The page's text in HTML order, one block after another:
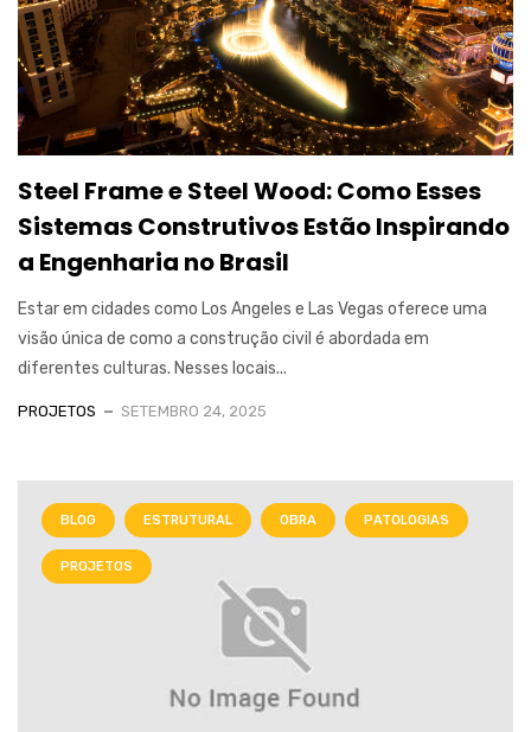
Steel Frame e Steel Wood: Como Esses
Sistemas Construtivos Estão Inspirando
a Engenharia no Brasil
Estar em cidades como Los Angeles e Las Vegas oferece uma
visão única de como a construção civil é abordada em
diferentes culturas. Nesses locais...
PROJETOS SETEMBRO 24, 2025
BLOG ESTRUTURAL OBRA PATOLOGIAS
PROJETOS